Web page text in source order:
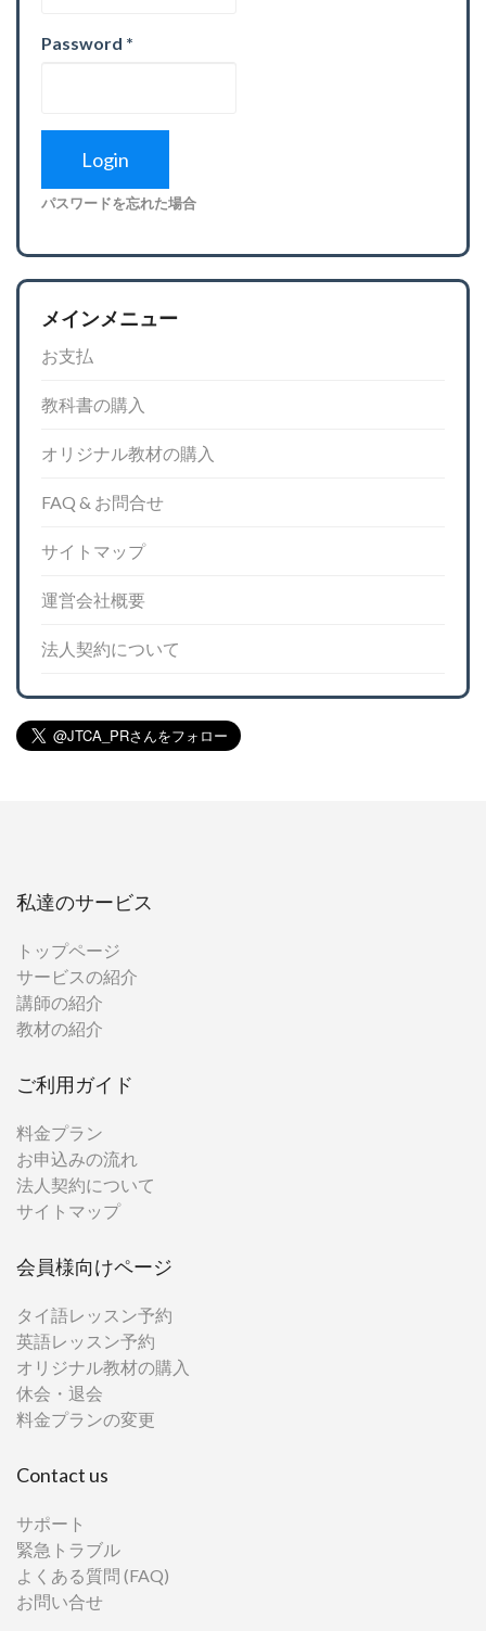
Password *
パスワードを忘れた場合
メインメニュー
お支払
教科書の購入
オリジナル教材の購入
FAQ & お問合せ
サイトマップ
運営会社概要
法人契約について
私達のサービス
トップページ
サービスの紹介
講師の紹介
教材の紹介
ご利用ガイド
料金プラン
お申込みの流れ
法人契約について
サイトマップ
会員様向けページ
タイ語レッスン予約
英語レッスン予約
オリジナル教材の購入
休会・退会
料金プランの変更
Contact us
サポート
緊急トラブル
よくある質問 (FAQ)
お問い合せ